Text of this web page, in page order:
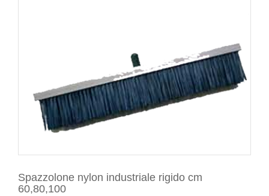
Spazzolone nylon industriale rigido cm
60,80,100